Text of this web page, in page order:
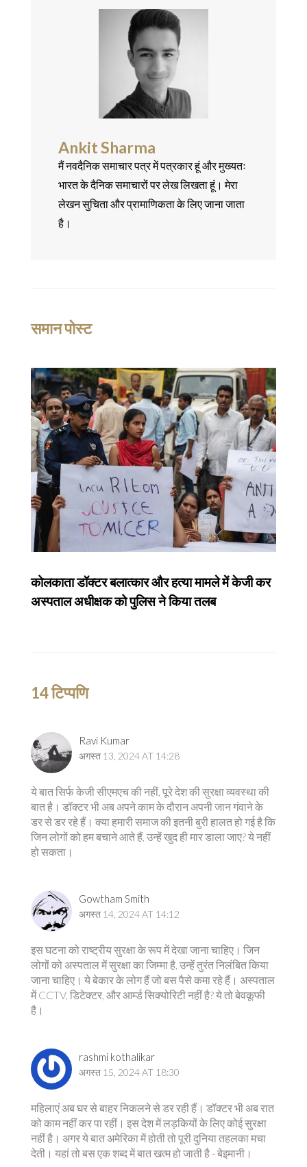
Ankit Sharma
मैं नवदैनिक समाचार पत्र में पत्रकार हूं और मुख्यतः
भारत के दैनिक समाचारों पर लेख लिखता हूं। मेरा
लेखन सुचिता और प्रामाणिकता के लिए जाना जाता
है।
समान पोस्ट
कोलकाता डॉक्टर बलात्कार और हत्या मामले में केजी कर
अस्पताल अधीक्षक को पुलिस ने किया तलब
14 टिप्पणि
Ravi Kumar
अगस्त 13, 2024 AT 14:28
ये बात सिर्फ केजी सीएमएच की नहीं, पूरे देश की सुरक्षा व्यवस्था की
बात है। डॉक्टर भी अब अपने काम के दौरान अपनी जान गंवाने के
डर से डर रहे हैं। क्या हमारी समाज की इतनी बुरी हालत हो गई है कि
जिन लोगों को हम बचाने आते हैं, उन्हें खुद ही मार डाला जाए? ये नहीं
हो सकता।
Gowtham Smith
अगस्त 14, 2024 AT 14:12
इस घटना को राष्ट्रीय सुरक्षा के रूप में देखा जाना चाहिए। जिन
लोगों को अस्पताल में सुरक्षा का जिम्मा है, उन्हें तुरंत निलंबित किया
जाना चाहिए। ये बेकार के लोग हैं जो बस पैसे कमा रहे हैं। अस्पताल
में CCTV, डिटेक्टर, और आर्म्ड सिक्योरिटी नहीं है? ये तो बेवकूफी
है।
rashmi kothalikar
अगस्त 15, 2024 AT 18:30
महिलाएं अब घर से बाहर निकलने से डर रही हैं। डॉक्टर भी अब रात
को काम नहीं कर पा रहीं। इस देश में लड़कियों के लिए कोई सुरक्षा
नहीं है। अगर ये बात अमेरिका में होती तो पूरी दुनिया तहलका मचा
देती। यहां तो बस एक शब्द में बात खत्म हो जाती है - बेइमानी।